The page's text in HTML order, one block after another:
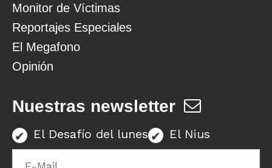
Monitor de Víctimas
Reportajes Especiales
El Megafono
Opinión
Nuestras newsletter
El Desafío del lunes El Nius